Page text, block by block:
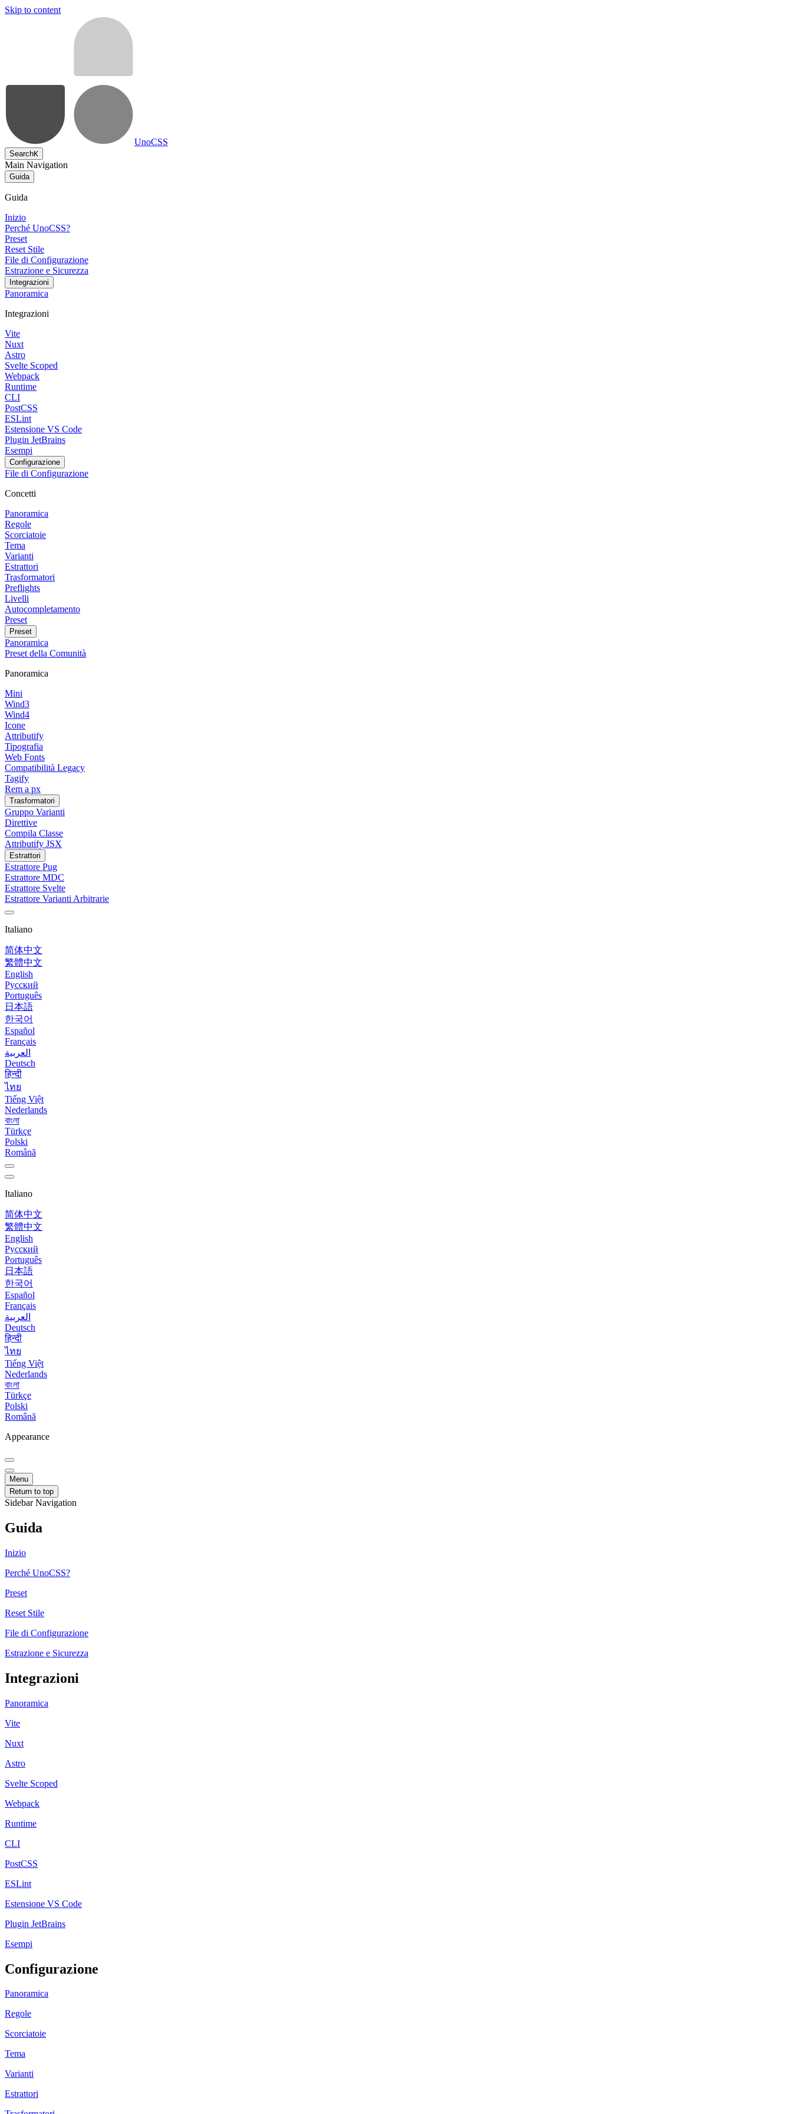
Skip to content
UnoCSS
SearchK
Main Navigation
Guida
Guida
Inizio
Perché UnoCSS?
Preset
Reset Stile
File di Configurazione
Estrazione e Sicurezza
Integrazioni
Panoramica
Integrazioni
Vite
Nuxt
Astro
Svelte Scoped
Webpack
Runtime
CLI
PostCSS
ESLint
Estensione VS Code
Plugin JetBrains
Esempi
Configurazione
File di Configurazione
Concetti
Panoramica
Regole
Scorciatoie
Tema
Varianti
Estrattori
Trasformatori
Preflights
Livelli
Autocompletamento
Preset
Preset
Panoramica
Preset della Comunità
Panoramica
Mini
Wind3
Wind4
Icone
Attributify
Tipografia
Web Fonts
Compatibilità Legacy
Tagify
Rem a px
Trasformatori
Gruppo Varianti
Direttive
Compila Classe
Attributify JSX
Estrattori
Estrattore Pug
Estrattore MDC
Estrattore Svelte
Estrattore Varianti Arbitrarie
Italiano
简体中文
繁體中文
English
Русский
Português
日本語
한국어
Español
Français
العربية
Deutsch
हिन्दी
ไทย
Tiếng Việt
Nederlands
বাংলা
Türkçe
Polski
Română
Italiano
简体中文
繁體中文
English
Русский
Português
日本語
한국어
Español
Français
العربية
Deutsch
हिन्दी
ไทย
Tiếng Việt
Nederlands
বাংলা
Türkçe
Polski
Română
Appearance
Menu
Return to top
Sidebar Navigation
Guida
Inizio
Perché UnoCSS?
Preset
Reset Stile
File di Configurazione
Estrazione e Sicurezza
Integrazioni
Panoramica
Vite
Nuxt
Astro
Svelte Scoped
Webpack
Runtime
CLI
PostCSS
ESLint
Estensione VS Code
Plugin JetBrains
Esempi
Configurazione
Panoramica
Regole
Scorciatoie
Tema
Varianti
Estrattori